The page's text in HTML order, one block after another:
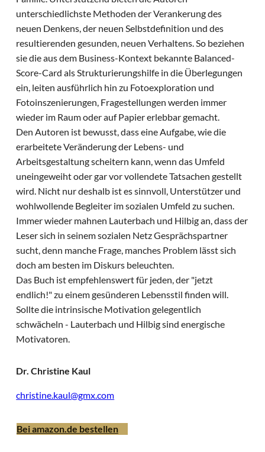
unterschiedlichste Methoden der Verankerung des
neuen Denkens, der neuen Selbstdefinition und des
resultierenden gesunden, neuen Verhaltens. So beziehen
sie die aus dem Business-Kontext bekannte Balanced-
Score-Card als Strukturierungshilfe in die Überlegungen
ein, leiten ausführlich hin zu Fotoexploration und
Fotoinszenierungen, Fragestellungen werden immer
wieder im Raum oder auf Papier erlebbar gemacht.
Den Autoren ist bewusst, dass eine Aufgabe, wie die
erarbeitete Veränderung der Lebens- und
Arbeitsgestaltung scheitern kann, wenn das Umfeld
uneingeweiht oder gar vor vollendete Tatsachen gestellt
wird. Nicht nur deshalb ist es sinnvoll, Unterstützer und
wohlwollende Begleiter im sozialen Umfeld zu suchen.
Immer wieder mahnen Lauterbach und Hilbig an, dass der
Leser sich in seinem sozialen Netz Gesprächspartner
sucht, denn manche Frage, manches Problem lässt sich
doch am besten im Diskurs beleuchten.
Das Buch ist empfehlenswert für jeden, der "jetzt
endlich!" zu einem gesünderen Lebensstil finden will.
Sollte die intrinsische Motivation gelegentlich
schwächeln - Lauterbach und Hilbig sind energische
Motivatoren.
Dr. Christine Kaul
christine.kaul@gmx.com
Bei amazon.de bestellen